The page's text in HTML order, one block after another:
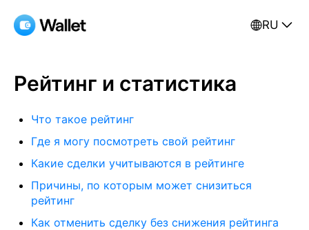
RU
Рейтинг и статистика
Что такое рейтинг
Где я могу посмотреть свой рейтинг
Какие сделки учитываются в рейтинге
Причины, по которым может снизиться
рейтинг
Как отменить сделку без снижения рейтинга